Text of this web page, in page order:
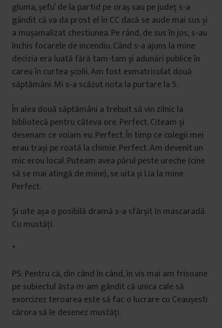
gluma, șefu’ de la partid pe oraș sau pe județ s-a
gândit că va da prost el în CC dacă se aude mai sus și
a mușamalizat chestiunea. Pe rând, de sus în jos, s-au
închis focarele de incendiu. Când s-a ajuns la mine
decizia era luată fără tam-tam și adunări publice în
careu în curtea școlii. Am fost exmatriculat două
săptămâni. Mi s-a scăzut nota la purtare la 5.
În alea două săptămâni a trebuit să vin zilnic la
bibliotecă pentru câteva ore. Perfect. Citeam și
desenam ce voiam eu. Perfect. În timp ce colegii mei
erau trași pe roată la chimie. Perfect. Am devenit un
mic erou local. Puteam avea părul peste ureche (cine
să se mai atingă de mine), se uita și Lia la mine.
Perfect.
Și uite așa o posibilă dramă s-a sfârșit în mascaradă.
Cu mustăți.
*
PS: Pentru că, din când în când, în vis mai am frisoane
pe subiectul ăsta m-am gândit că unica cale să
exorcizez teroarea este să fac o lucrare cu Ceaușesti
cărora să le desenez mustăți.